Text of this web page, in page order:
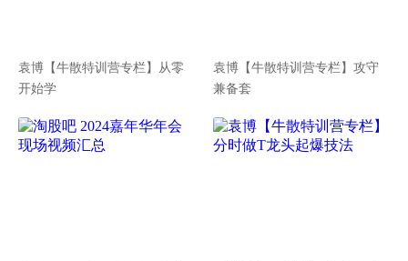
袁博【牛散特训营专栏】从零
开始学
袁博【牛散特训营专栏】攻守
兼备套